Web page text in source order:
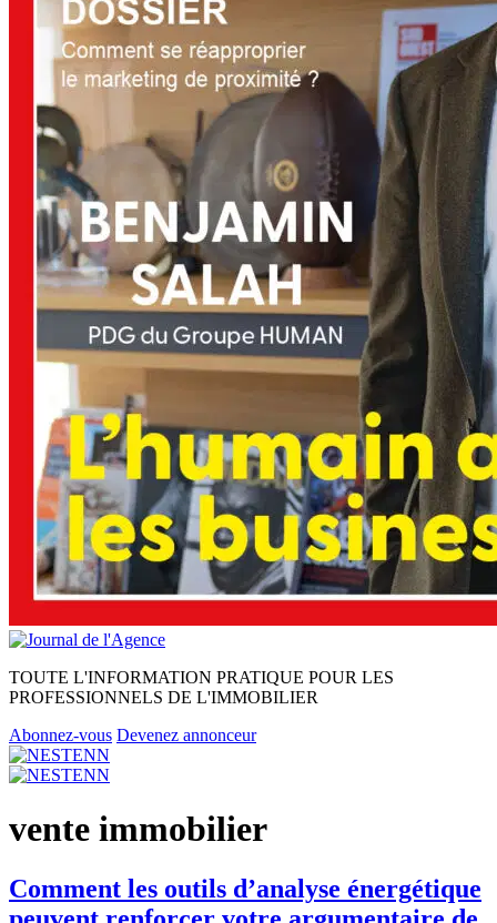
TOUTE L'INFORMATION PRATIQUE POUR LES
PROFESSIONNELS DE L'IMMOBILIER
Abonnez-vous Devenez annonceur
vente immobilier
Comment les outils d’analyse énergétique